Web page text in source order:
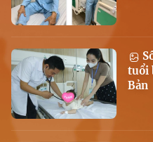
tuổi
Bản